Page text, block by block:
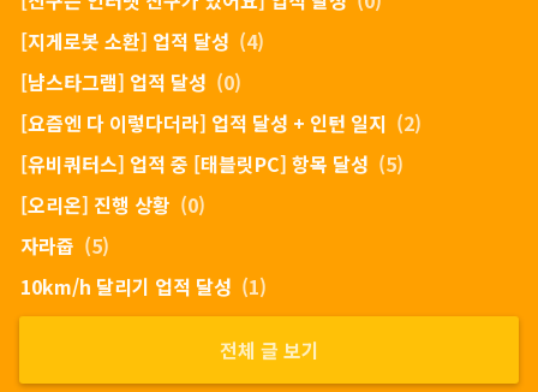
[지게로봇 소환] 업적 달성 (4)
[냠스타그램] 업적 달성 (0)
[요즘엔 다 이렇다더라] 업적 달성 + 인턴 일지 (2)
[유비쿼터스] 업적 중 [태블릿PC] 항목 달성 (5)
[오리온] 진행 상황 (0)
자라줍 (5)
10km/h 달리기 업적 달성 (1)
전체 글 보기